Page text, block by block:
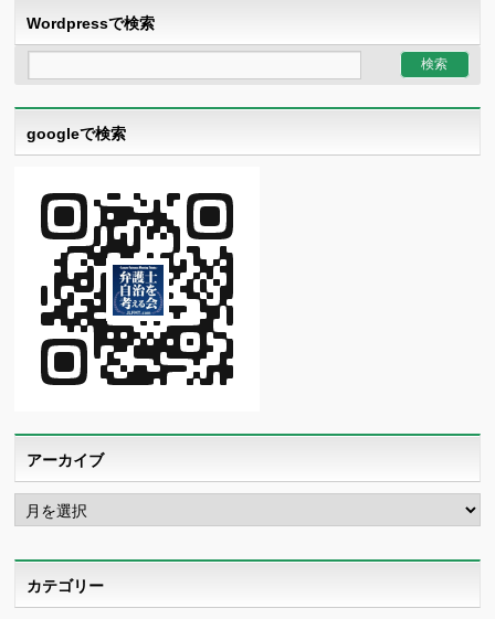
Wordpressで検索
googleで検索
アーカイブ
ア
ー
カ
カテゴリー